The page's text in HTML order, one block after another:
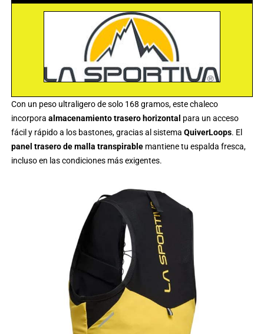
Con un peso ultraligero de solo 168 gramos, este chaleco
incorpora almacenamiento trasero horizontal para un acceso
fácil y rápido a los bastones, gracias al sistema QuiverLoops. El
panel trasero de malla transpirablemantiene tu espalda fresca,
incluso en las condiciones más exigentes.